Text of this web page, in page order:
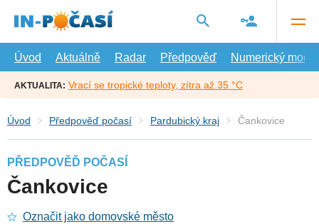
hlavní
Úvod
Aktuálně Radar Předpověď Numerický model
AKTUALITA: Vrací se tropické teploty, zítra až 35 °C
Úvod Předpověď počasí Pardubický kraj Čankovice
PŘEDPOVĚĎ POČASÍ
Čankovice
Označit jako domovské město